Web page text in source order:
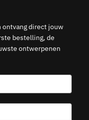
direct jouw
bestelling, de
ontwerpenen